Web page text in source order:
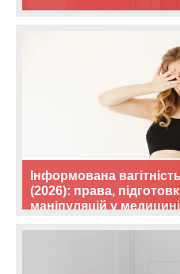
Інформована
(2026): права,
маніпуляцій у медицині